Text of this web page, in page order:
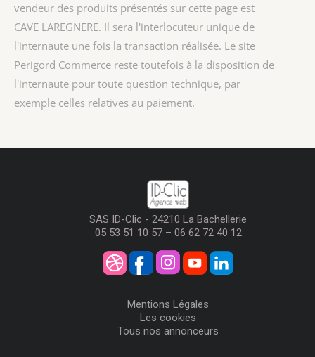
vendeur des produits présentés sur cette page est
CAVE LAREGNERE. Il sera l'interlocuteur unique de
l'internaute une fois la transaction réalisée. Le site
Perigord Commerce reste toutefois à la disposition de
l'internaute pour toute question technique, par
exemple celles relatives au paiement.
SAS ID-Clic - 24210 La Bachellerie
05 53 51 10 57 – 06 62 72 40 12
Mentions Légales
Les cookies
Tous nos annonceurs